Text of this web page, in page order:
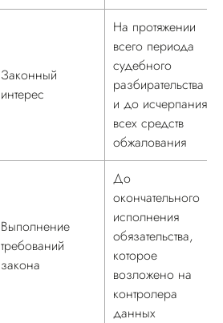
Законный
интерес
На протяжении
всего периода
судебного
разбирательства
и до исчерпания
всех средств
обжалования
Выполнение
требований
закона
До
окончательного
исполнения
обязательства,
которое
возложено на
контролера
данных